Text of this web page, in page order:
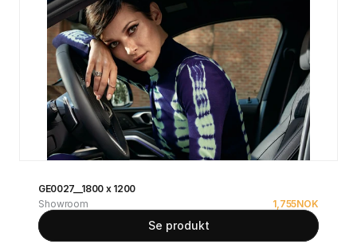
GE0027__1800 x 1200
Showroom
1,755NOK
Se produkt